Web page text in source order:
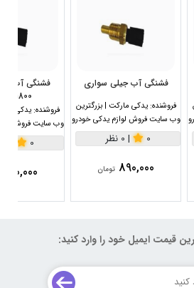
فشنگی آب جیلی سواری
فروشنده: یدکی مارکت | بزرگترین
وب سایت فروش لوازم یدکی خودرو
0
| 0 نظر
890,000 تومان
1800سی سی
فروشنده: یدکی
وب سایت فروش
0
890,000
قیمت ایمیل خود را وارد کنید: